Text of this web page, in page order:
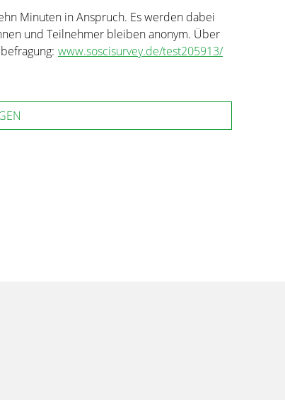
Minuten in Anspruch. Es werden dabei
und Teilnehmer bleiben anonym. Über
www.soscisurvey.de/test205913/